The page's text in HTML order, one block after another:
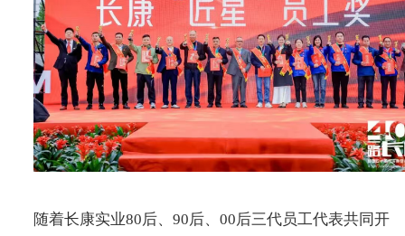
随着长康实业80后、 90后、 00后三代员工代表共同开